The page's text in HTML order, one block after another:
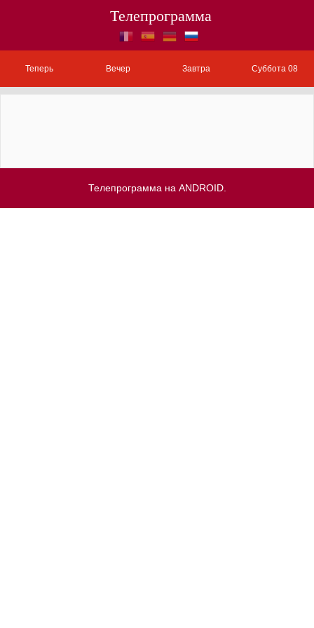
Телепрограмма
Теперь Вечер Завтра Суббота 08
Телепрограмма на ANDROID.